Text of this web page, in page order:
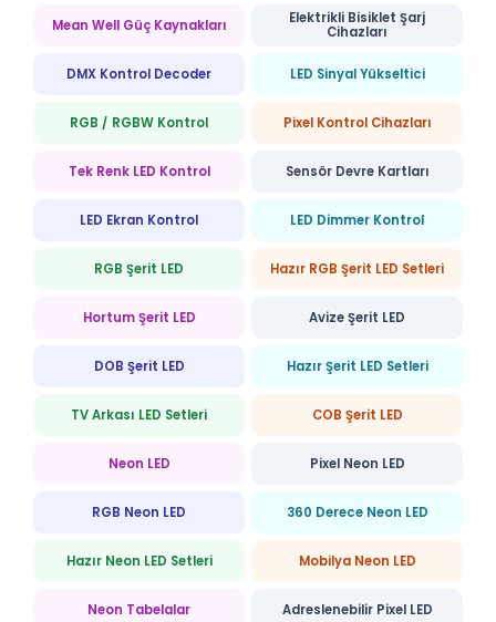
Mean Well Güç Kaynakları
Elektrikli Bisiklet Şarj
Cihazları
DMX Kontrol Decoder LED Sinyal Yükseltici
RGB / RGBW Kontrol Pixel Kontrol Cihazları
Tek Renk LED Kontrol Sensör Devre Kartları
LED Ekran Kontrol LED Dimmer Kontrol
RGB Şerit LED Hazır RGB Şerit LED Setleri
Hortum Şerit LED Avize Şerit LED
DOB Şerit LED Hazır Şerit LED Setleri
TV Arkası LED Setleri COB Şerit LED
Neon LED Pixel Neon LED
RGB Neon LED 360 Derece Neon LED
Hazır Neon LED Setleri Mobilya Neon LED
Neon Tabelalar Adreslenebilir Pixel LED